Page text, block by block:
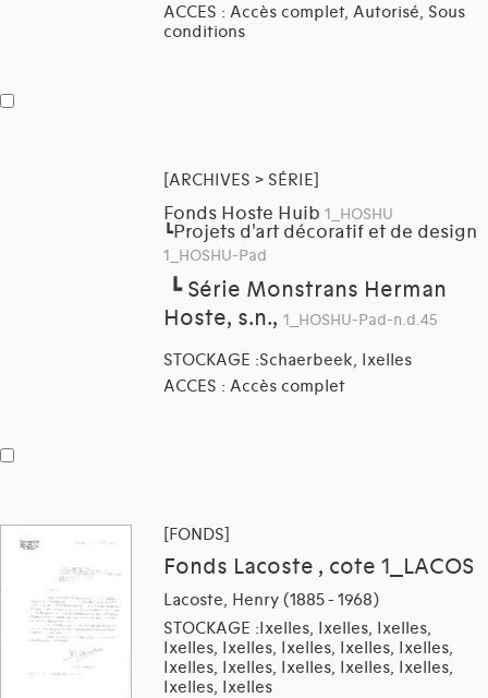
ACCES : Accès complet, Autorisé, Sous
conditions
[ARCHIVES > SÉRIE]
Fonds Hoste Huib 1_HOSHU
┗Projets d'art décoratif et de design
1_HOSHU-Pad
┗ Série Monstrans Herman
Hoste, s.n., 1_HOSHU-Pad-n.d.45
STOCKAGE :Schaerbeek, Ixelles
ACCES : Accès complet
[FONDS]
Fonds Lacoste , cote 1_LACOS
Lacoste, Henry (1885 - 1968)
STOCKAGE :Ixelles, Ixelles, Ixelles,
Ixelles, Ixelles, Ixelles, Ixelles, Ixelles,
Ixelles, Ixelles, Ixelles, Ixelles, Ixelles,
Ixelles, Ixelles